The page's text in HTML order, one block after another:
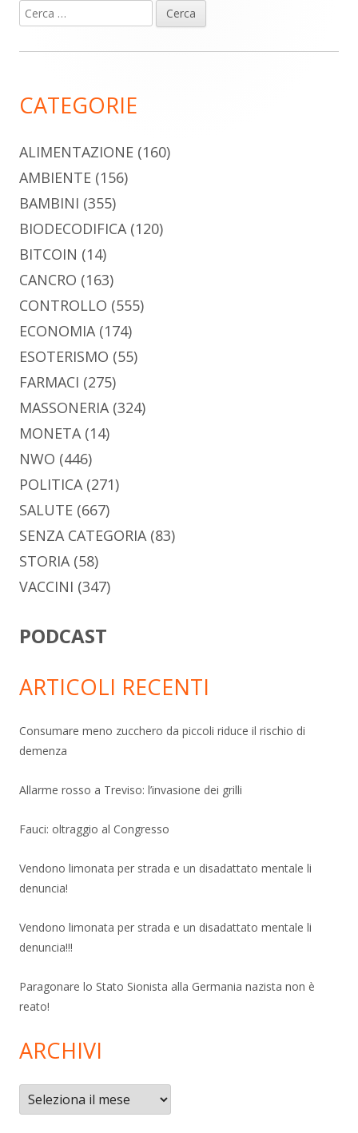
Barra
laterale
Ricerca
per:
CATEGORIE
ALIMENTAZIONE (160)
AMBIENTE (156)
BAMBINI (355)
BIODECODIFICA(120)
BITCOIN (14)
CANCRO (163)
CONTROLLO (555)
ECONOMIA(174)
ESOTERISMO (55)
FARMACI (275)
MASSONERIA(324)
MONETA(14)
NWO (446)
POLITICA(271)
SALUTE (667)
SENZA CATEGORIA(83)
STORIA(58)
VACCINI (347)
PODCAST
ARTICOLI RECENTI
Consumare meno zucchero da piccoli riduce il rischio di
demenza
Allarme rosso a Treviso: l’invasione dei grilli
Fauci: oltraggio al Congresso
Vendono limonata per strada e un disadattato mentale li
denuncia!
Vendono limonata per strada e un disadattato mentale li
denuncia!!!
Paragonare lo Stato Sionista alla Germania nazista non è
reato!
ARCHIVI
Archivi